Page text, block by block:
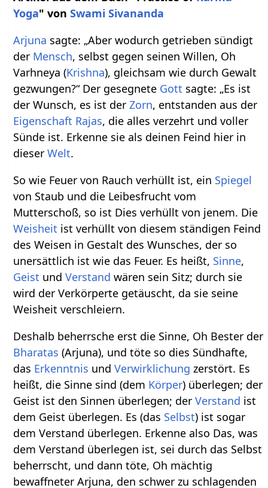
Yoga" vonSwami Sivananda
Arjuna sagte: „Aber wodurch getrieben sündigt
der Mensch, selbst gegen seinen Willen, Oh
Varhneya (Krishna), gleichsam wie durch Gewalt
gezwungen?“ Der gesegnete Gott sagte: „Es ist
der Wunsch, es ist derZorn, entstanden aus der
Eigenschaft Rajas, die alles verzehrt und voller
Sünde ist. Erkenne sie als deinen Feind hier in
dieserWelt.
So wie Feuer von Rauch verhüllt ist, ein Spiegel
von Staub und die Leibesfrucht vom
Mutterschoß, so ist Dies verhüllt von jenem. Die
Weisheit ist verhüllt von diesem ständigen Feind
des Weisen in Gestalt des Wunsches, der so
unersättlich ist wie das Feuer. Es heißt, Sinne,
Geist undVerstand wären sein Sitz; durch sie
wird der Verkörperte getäuscht, da sie seine
Weisheit verschleiern.
Deshalb beherrsche erst die Sinne, Oh Bester der
Bharatas (Arjuna), und töte so dies Sündhafte,
das Erkenntnis undVerwirklichung zerstört. Es
heißt, die Sinne sind (dem Körper) überlegen; der
Geist ist den Sinnen überlegen; derVerstand ist
dem Geist überlegen. Es (das Selbst) ist sogar
dem Verstand überlegen. Erkenne also Das, was
dem Verstand überlegen ist, sei durch das Selbst
beherrscht, und dann töte, Oh mächtig
bewaffneter Arjuna, den schwer zu schlagenden